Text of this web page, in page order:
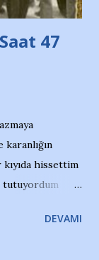
47
karanlığın
hissettim
tutuyordum
web
DEVAMI